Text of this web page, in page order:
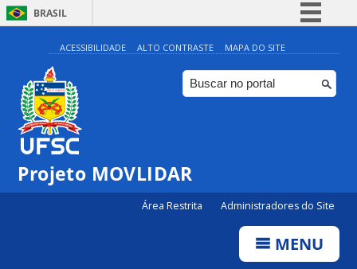
BRASIL
Simplifique!
Comunica BR
Participe
ACESSIBILIDADE ALTO CONTRASTE MAPA DO SITE
Projeto MOVLIDAR
Área Restrita Administradores do Site
MENU